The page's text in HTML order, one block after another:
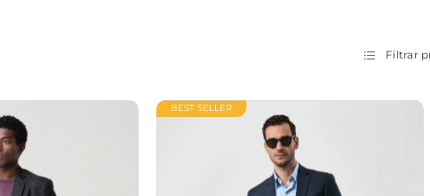
Filtrar
BEST SELLER